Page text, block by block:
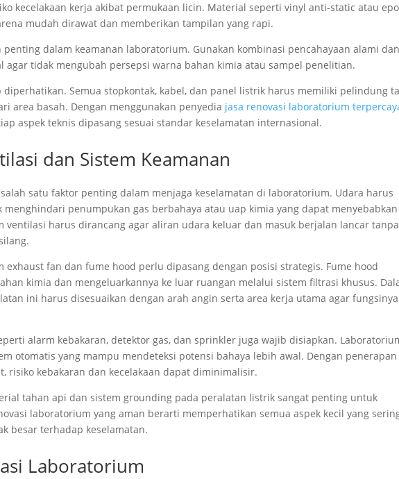
kecelakaan kerja akibat permukaan licin. Material seperti vinyl anti-static atau
mudah dirawat dan memberikan tampilan yang rapi.
penting dalam keamanan laboratorium. Gunakan kombinasi pencahayaan alami dan
agar tidak mengubah persepsi warna bahan kimia atau sampel penelitian.
Semua stopkontak, kabel, dan panel listrik harus memiliki pelindung
area basah. Dengan menggunakan penyedia jasa renovasi laboratorium
aspek teknis dipasang sesuai standar keselamatan internasional.
dan Sistem Keamanan
satu faktor penting dalam menjaga keselamatan di laboratorium. Udara harus
penumpukan gas berbahaya atau uap kimia yang dapat menyebabkan
ventilasi harus dirancang agar aliran udara keluar dan masuk berjalan lancar tanpa
exhaust fan dan fume hood perlu dipasang dengan posisi strategis. Fume hood
kimia dan mengeluarkannya ke luar ruangan melalui sistem filtrasi khusus.
ini harus disesuaikan dengan arah angin serta area kerja utama agar fungsinya
alarm kebakaran, detektor gas, dan sprinkler juga wajib disiapkan.
otomatis yang mampu mendeteksi potensi bahaya lebih awal. Dengan penerapan
risiko kebakaran dan kecelakaan dapat diminimalisir.
tahan api dan sistem grounding pada peralatan listrik sangat penting untuk
laboratorium yang aman berarti memperhatikan semua aspek kecil yang
besar terhadap keselamatan.
Laboratorium